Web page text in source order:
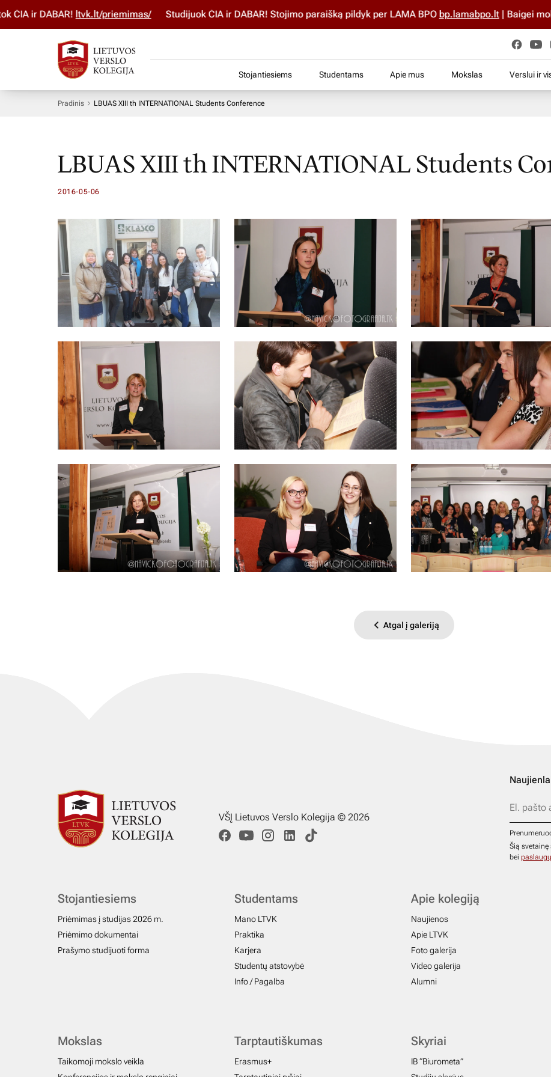
ir DABAR!ltvk.lt/priemimas/ Studijuok ČIA ir DABAR! Stojimo paraišką pildyk per LAMA BPObp.lamabpo.lt| Baigei mokyklą
Stojantiesiems Studentams Apie mus Mokslas Verslui ir
Pradinis LBUAS XIII th INTERNATIONAL Students Conference
LBUAS XIII th INTERNATIONAL Students
2016-05-06
Atgal į galeriją
VŠĮ Lietuvos Verslo Kolegija © 2026
Šią svetainę
bei
Stojantiesiems
Priėmimas į studijas 2026 m.
Priėmimo dokumentai
Prašymo studijuoti forma
Studentams
Mano LTVK
Praktika
Karjera
Studentų atstovybė
Info / Pagalba
Apie kolegiją
Naujienos
Apie LTVK
Foto galerija
Video galerija
Alumni
Mokslas
Taikomoji mokslo veikla
Tarptautiškumas
Erasmus+
Skyriai
IB “Biurometa”